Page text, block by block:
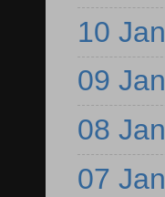
10 Jan
09 Jan
08 Jan
07 Jan